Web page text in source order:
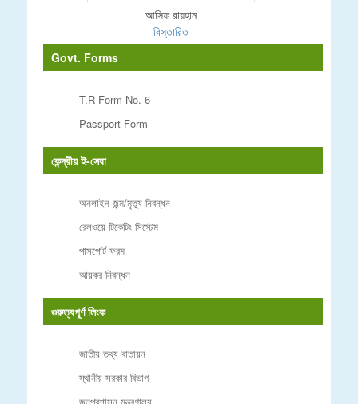
আসিফ রায়হান
বিস্তারিত
Govt. Forms
T.R Form No. 6
Passport Form
কেন্দ্রীয় ই-সেবা
অনলাইন জন্ম/মৃত্যু নিবন্ধন
রেলওয়ে টিকেটিং সিস্টেম
পাসপোর্ট ফরম
আয়কর নিবন্ধন
গুরুত্বপূর্ণ লিংক
জাতীয় তথ্য বাতায়ন
স্থানীয় সরকার বিভাগ